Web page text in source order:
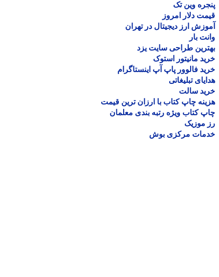
وین تک
دلار امروز
ارز دیجیتال در تهران
بار
طراحی سایت یزد
مانیتور استوک
فالوور پاپ آپ اینستاگرام
تبلیغاتی
سالت
چاپ کتاب با ارزان ترین قیمت
کتاب ویژه رتبه بندی معلمان
موزیک
مرکزی بوش